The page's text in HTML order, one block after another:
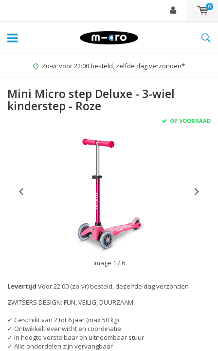
0
Zo-vr voor 22:00 besteld, zelfde dag verzonden*
Mini Micro step Deluxe - 3-wiel
kinderstep - Roze
OP VOORRAAD
Image 1 / 6
Levertijd Voor 22:00 (zo-vr) besteld, dezelfde dag verzonden
ZWITSERS DESIGN: FUN, VEILIG, DUURZAAM
✓ Geschikt van 2 tot 6 jaar (max 50 kg)
✓ Ontwikkelt evenwicht en coördinatie
✓ In hoogte verstelbaar en uitneembaar stuur
✓ Alle onderdelen zijn vervangbaar